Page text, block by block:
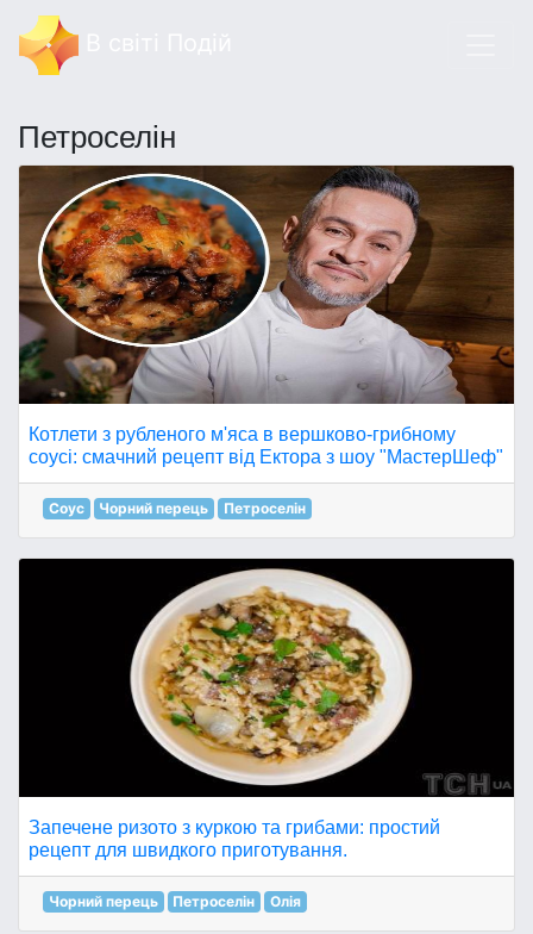
Петроселін
Котлети з рубленого м'яса в вершково-грибному
соусі: смачний рецепт від Ектора з шоу "МастерШеф"
Соус Чорний перець Петроселін
Запечене ризото з куркою та грибами: простий
рецепт для швидкого приготування.
Чорний перець Петроселін Олія